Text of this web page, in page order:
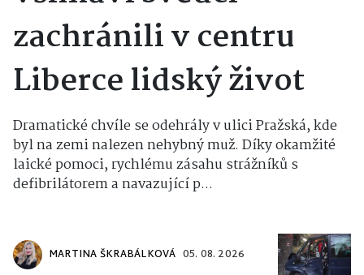
zachránili v centru
Liberce lidský život
Dramatické chvíle se odehrály v ulici Pražská, kde
byl na zemi nalezen nehybný muž. Díky okamžité
laické pomoci, rychlému zásahu strážníků s
defibrilátorem a navazující p...
MARTINA ŠKRABÁLKOVÁ 05. 08. 2026